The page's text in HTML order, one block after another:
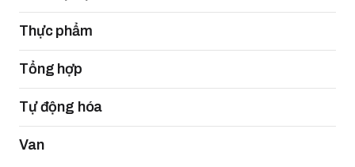
Thực phẩm
Tổng hợp
Tự động hóa
Van